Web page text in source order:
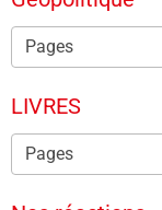
LIVRES